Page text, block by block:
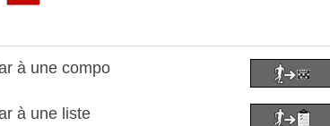
à une compo
à une liste